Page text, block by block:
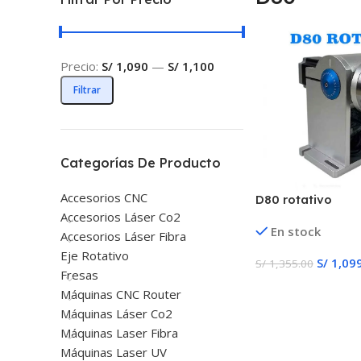
Filtrar
Precio: S/ 1,090 — S/ 1,100
Categorías De Producto
Accesorios CNC
Accesorios Láser Co2
Accesorios Láser Fibra
Eje Rotativo
Fresas
Máquinas CNC Router
Máquinas Láser Co2
Máquinas Laser Fibra
Máquinas Laser UV
D80 rotativo
En stock
S/1,355.00 S/